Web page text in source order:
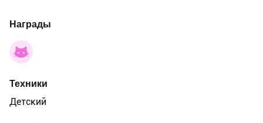
Награды
Техники
Детский